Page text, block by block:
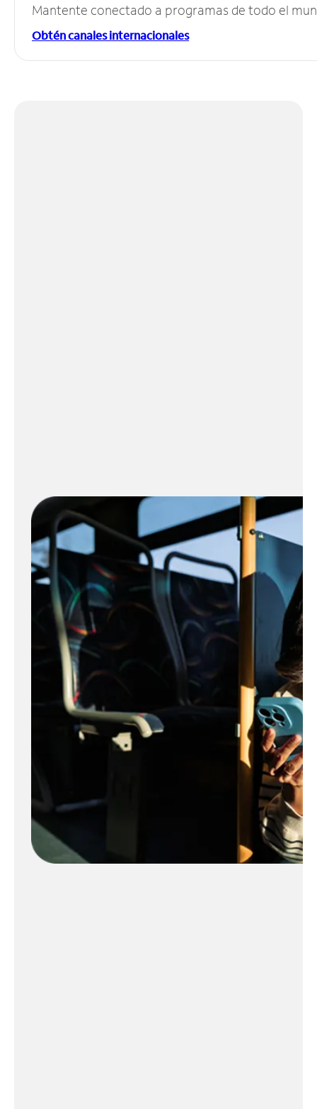
Mantente conectado a programas de todo el
Obtén canales internacionales